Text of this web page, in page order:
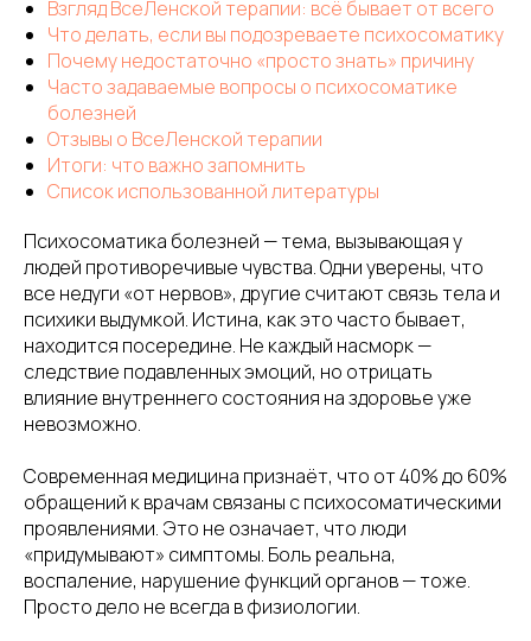
Взгляд ВсеЛенской терапии: всё бывает от всего
Что делать, если вы подозреваете психосоматику
Почему недостаточно «просто знать» причину
Часто задаваемые вопросы о психосоматике
болезней
Отзывы о ВсеЛенской терапии
Итоги: что важно запомнить
Список использованной литературы
Психосоматика болезней — тема, вызывающая у
людей противоречивые чувства. Одни уверены, что
все недуги «от нервов», другие считают связь тела и
психики выдумкой. Истина, как это часто бывает,
находится посередине. Не каждый насморк —
следствие подавленных эмоций, но отрицать
влияние внутреннего состояния на здоровье уже
невозможно.
Современная медицина признаёт, что от 40% до 60%
обращений к врачам связаны с психосоматическими
проявлениями. Это не означает, что люди
«придумывают» симптомы. Боль реальна,
воспаление, нарушение функций органов — тоже.
Просто дело не всегда в физиологии.